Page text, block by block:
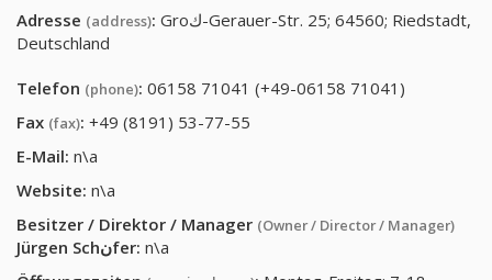
Adresse (address): Groك-Gerauer-Str. 25; 64560; Riedstadt,
Deutschland
Telefon (phone): 06158 71041 (+49-06158 71041)
Fax (fax): +49 (8191) 53-77-55
E-Mail: n\a
Website: n\a
Besitzer / Direktor / Manager (Owner / Director / Manager)
Jürgen Schنfer: n\a